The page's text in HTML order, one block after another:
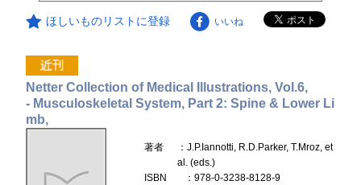
ほしいものリストに登録 いいね
Netter Collection of Medical Illustrations, Vol.6,
- Musculoskeletal System, Part 2: Spine & Lower Li
mb,
著者
：J.P.Iannotti, R.D.Parker, T.Mroz, et
al. (eds.)
ISBN
：978-0-3238-8128-9